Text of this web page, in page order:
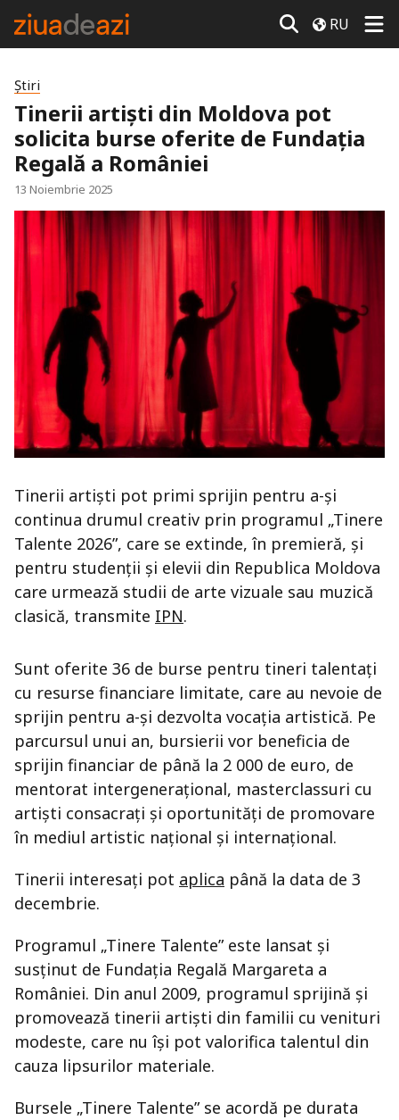
RU
Știri
Tinerii artiști din Moldova pot
solicita burse oferite de Fundația
Regală a României
13 Noiembrie 2025
Tinerii artiști pot primi sprijin pentru a-și
continua drumul creativ prin programul „Tinere
Talente 2026”, care se extinde, în premieră, și
pentru studenții și elevii din Republica Moldova
care urmează studii de arte vizuale sau muzică
clasică, transmite IPN.
Sunt oferite 36 de burse pentru tineri talentați
cu resurse financiare limitate, care au nevoie de
sprijin pentru a-și dezvolta vocația artistică. Pe
parcursul unui an, bursierii vor beneficia de
sprijin financiar de până la 2 000 de euro, de
mentorat intergenerațional, masterclassuri cu
artiști consacrați și oportunități de promovare
în mediul artistic național și internațional.
Tinerii interesați pot aplica până la data de 3
decembrie.
Programul „Tinere Talente” este lansat și
susținut de Fundația Regală Margareta a
României. Din anul 2009, programul sprijină și
promovează tinerii artiști din familii cu venituri
modeste, care nu își pot valorifica talentul din
cauza lipsurilor materiale.
Bursele „Tinere Talente” se acordă pe durata